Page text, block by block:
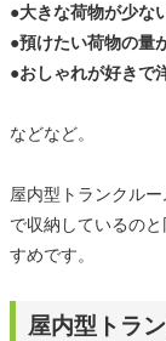
●大きな荷物が少な
●預けたい荷物の量
●おしゃれが好きで
などなど。
屋内型トランクル
で収納しているの
すめです。
屋内型トラ